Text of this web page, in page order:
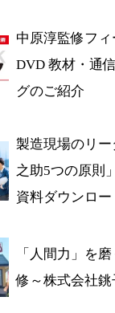
中原淳監修フィ
DVD 教材・通
グのご紹介
製造現場のリ
之助5つの原則
資料ダウンロー
「人間力」を
修～株式会社銚